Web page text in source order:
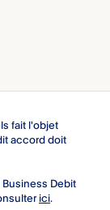
fait l'objet
accord doit
Debit
ici.